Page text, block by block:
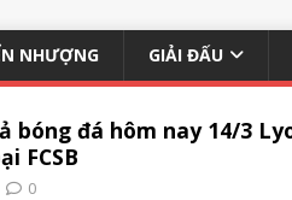
NHƯỢNG GIẢI ĐẤU
bóng đá hôm nay 14/3
FCSB
0